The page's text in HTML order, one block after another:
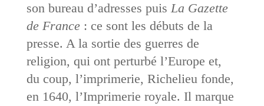
son bureau d’adresses puis La Gazette
de France: ce sont les débuts de la
presse. A la sortie des guerres de
religion, qui ont perturbé l’Europe et,
du coup, l’imprimerie, Richelieu fonde,
en 1640, l’Imprimerie royale. Il marque